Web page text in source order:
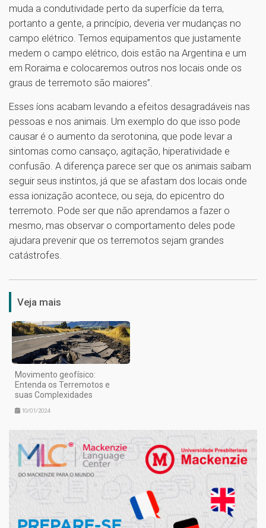
muda a condutividade perto da superfície da terra,
portanto a gente, a princípio, deveria ver mudanças no
campo elétrico. Temos equipamentos que justamente
medem o campo elétrico, dois estão na Argentina e um
em Roraima e colocaremos outros nos locais onde os
graus de terremoto são maiores”.
Esses íons acabam levando a efeitos desagradáveis nas
pessoas e nos animais. Um exemplo do que isso pode
causar é o aumento da serotonina, que pode levar a
sintomas como cansaço, agitação, hiperatividade e
confusão. A diferença parece ser que os animais saibam
seguir seus instintos, já que se afastam dos locais onde
essa ionização acontece, ou seja, do epicentro do
terremoto. Pode ser que não aprendamos a fazer o
mesmo, mas observar o comportamento deles pode
ajudara prevenir que os terremotos sejam grandes
catástrofes.
Veja mais
Movimento geofísico:
Entenda os Terremotos e
suas Complexidades
10/01/2024